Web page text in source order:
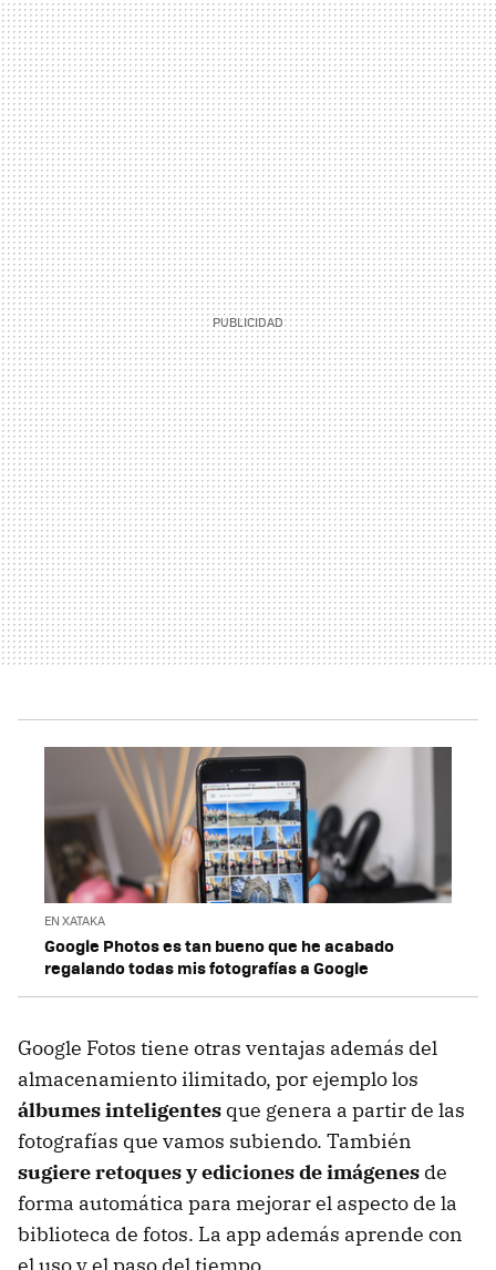
EN XATAKA
Google Photos es tan bueno que he acabado
regalando todas mis fotografías a Google
Google Fotos tiene otras ventajas además del
almacenamiento ilimitado, por ejemplo los
álbumes inteligentes que genera a partir de las
fotografías que vamos subiendo. También
sugiere retoques y ediciones de imágenes de
forma automática para mejorar el aspecto de la
biblioteca de fotos. La app además aprende con
el uso y el paso del tiempo.